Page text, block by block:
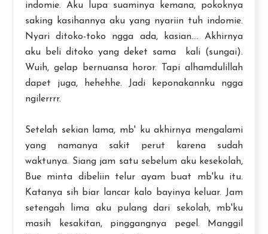
indomie. Aku lupa suaminya kemana, pokoknya
saking kasihannya aku yang nyariin tuh indomie.
Nyari ditoko-toko ngga ada, kasian.... Akhirnya
aku beli ditoko yang deket sama kali (sungai).
Wuih, gelap bernuansa horor. Tapi alhamdulillah
dapet juga, hehehhe. Jadi keponakannku ngga
ngilerrrr.
Setelah sekian lama, mb' ku akhirnya mengalami
yang namanya sakit perut karena sudah
waktunya. Siang jam satu sebelum aku kesekolah,
Bue minta dibeliin telur ayam buat mb'ku itu.
Katanya sih biar lancar kalo bayinya keluar. Jam
setengah lima aku pulang dari sekolah, mb'ku
masih kesakitan, pinggangnya pegel. Manggil